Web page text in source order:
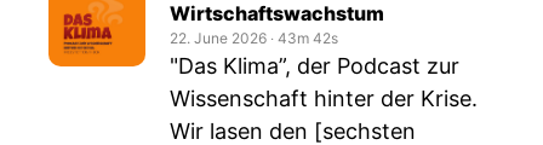
Wirtschaftswachstum
22. June 2026 ‧ 43m 42s
"Das Klima”, der Podcast zur
Wissenschaft hinter der Krise.
Wir lasen den [sechsten